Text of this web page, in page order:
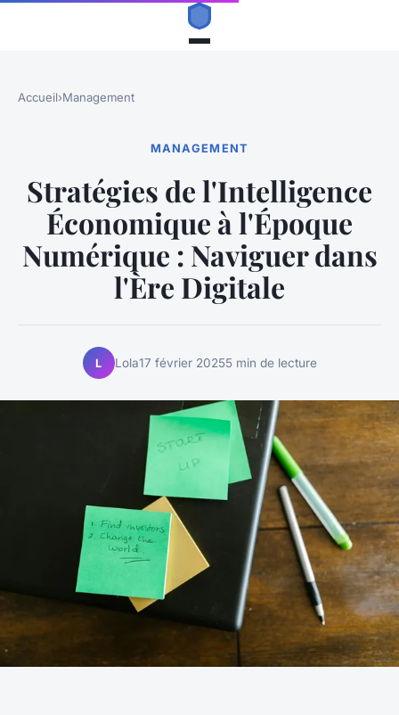
Accueil›Management
MANAGEMENT
Stratégies de l'Intelligence
Économique à l'Époque
Numérique : Naviguer dans
l'Ère Digitale
L Lola17 février 20255 min de lecture